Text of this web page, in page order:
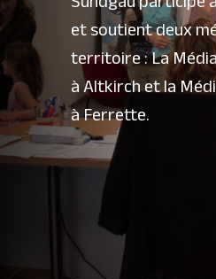
et soutient deux
territoire : La
à Altkirch et la
à Ferrette.